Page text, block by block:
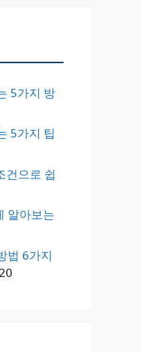
5가지 방
5가지 팁
건으로 쉽
알아보는
법 6가지